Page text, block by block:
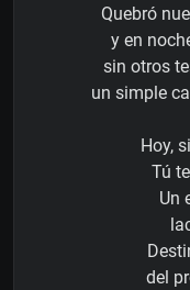
Quebró
y en
sin otros
un simple
Hoy,
Tú
Un
del